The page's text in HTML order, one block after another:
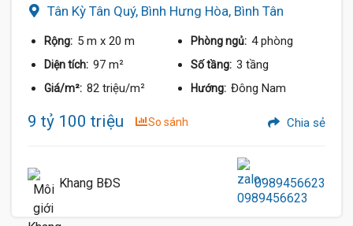
Tân Kỳ Tân Quý, Bình Hưng Hòa, Bình Tân
Rộng: 5 m x 20 m Phòng ngủ: 4 phòng
Diện tích: 97 m² Số tầng: 3 tầng
Giá/m²: 82 triệu/m² Hướng: Đông Nam
9 tỷ 100 triệu So sánh Chia sẻ
Khang BĐS 0989456623